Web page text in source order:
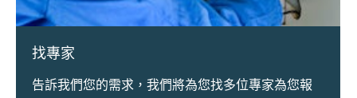
找專家
告訴我們您的需求，我們將為您找多位專家為您報